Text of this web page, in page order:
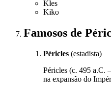
Kles
Kiko
Famosos de
Péricles (estadista)
Péricles (c. 495 a.C.
na expansão do